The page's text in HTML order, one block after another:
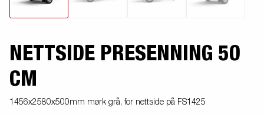
NETTSIDE PRESENNING 50
CM
1456x2580x500mm mørk grå, for nettside på FS1425